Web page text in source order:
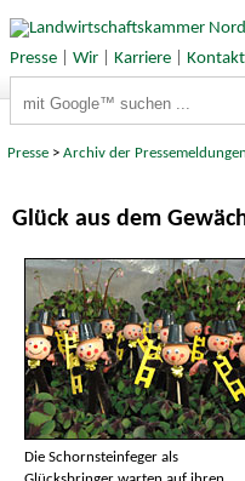
Presse| Wir| Karriere| Kontakt
Presse >Archiv der Pressemeldungen
Glück aus dem
Die Schornsteinfeger als